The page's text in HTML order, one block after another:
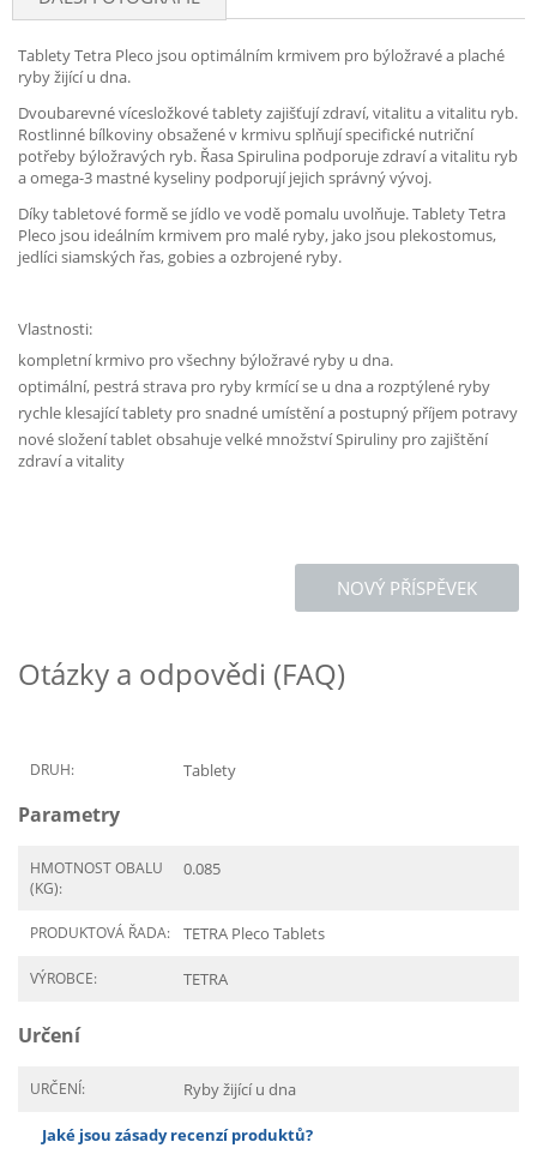
Tablety Tetra Pleco jsou optimálním krmivem pro býložravé a plaché
ryby žijící u dna.
Dvoubarevné vícesložkové tablety zajišťují zdraví, vitalitu a vitalitu ryb.
Rostlinné bílkoviny obsažené v krmivu splňují specifické nutriční
potřeby býložravých ryb. Řasa Spirulina podporuje zdraví a vitalitu ryb
a omega-3 mastné kyseliny podporují jejich správný vývoj.
Díky tabletové formě se jídlo ve vodě pomalu uvolňuje. Tablety Tetra
Pleco jsou ideálním krmivem pro malé ryby, jako jsou plekostomus,
jedlíci siamských řas, gobies a ozbrojené ryby.
Vlastnosti:
kompletní krmivo pro všechny býložravé ryby u dna.
optimální, pestrá strava pro ryby krmící se u dna a rozptýlené ryby
rychle klesající tablety pro snadné umístění a postupný příjem potravy
nové složení tablet obsahuje velké množství Spiruliny pro zajištění
zdraví a vitality
NOVÝ PŘÍSPĚVEK
Otázky a odpovědi (FAQ)
DRUH: Tablety
Parametry
HMOTNOST OBALU
(KG):
0.085
PRODUKTOVÁ ŘADA: TETRA Pleco Tablets
VÝROBCE: TETRA
Určení
URČENÍ: Ryby žijící u dna
Jaké jsou zásady recenzí produktů?